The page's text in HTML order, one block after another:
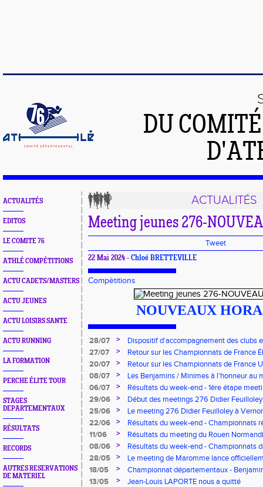
DU
ACTUALITÉS
EDITOS
LE COMITE 76
ATHLÉ COMPÉTITIONS
ACTU CADETS/MASTERS
ACTU JEUNES
ACTU LOISIRS SANTE
ACTU RUNNING
LA FORMATION
PERCHE ÉLITE TOUR
STAGES
DEPARTEMENTAUX
RÉSULTATS
RECORDS
AUTRES RESERVATIONS
DE MATERIEL
ACTUALITÉS
Meeting jeunes 276-
Tweet
22 Mai 2024 - Chloé BRETTEVILLE
Compètitions
NOUVEAUX
28/07 >
Dispositif d'accompagnement des clubs
pour l'embauche de volontaires au
27/07 >
Retour sur les Championnats de France
20/07
>
Retour sur les Championnats de France
08/07
>
Les Benjamins / Minimes à l'honneur au
06/07
>
Résultats du week-end - 1ère étape
Pointes d'Or - Pré-France CJESM
29/06 >
Début des meetings 276 Didier Feuilloley
25/06
>
Le meeting 276 Didier Feuilloley à
22/06
>
Résultats du week-end - Championnats
11/06
>
Résultats du meeting du Rouen
08/06
>
Résultats du week-end - Championnats
8.2.2.8 et Finale départementale des
28/05 >
Le meeting de Maromme lance
CDA 76
18/05 >
Championnat départementaux -
13/05
>
Jean-Louis LAPORTE nous a quitté